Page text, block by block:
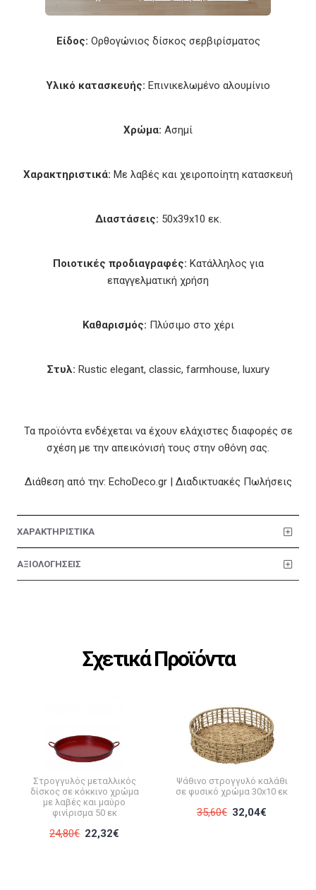
Είδος: Ορθογώνιος δίσκος σερβιρίσματος
Υλικό κατασκευής: Επινικελωμένο αλουμίνιο
Χρώμα: Ασημί
Χαρακτηριστικά: Με λαβές και χειροποίητη κατασκευή
Διαστάσεις: 50x39x10 εκ.
Ποιοτικές προδιαγραφές: Κατάλληλος για
επαγγελματική χρήση
Καθαρισμός: Πλύσιμο στο χέρι
Στυλ: Rustic elegant, classic, farmhouse, luxury
Τα προϊόντα ενδέχεται να έχουν ελάχιστες διαφορές σε
σχέση με την απεικόνισή τους στην οθόνη σας.
Διάθεση από την: EchoDeco.gr | Διαδικτυακές Πωλήσεις
ΧΑΡΑΚΤΗΡΙΣΤΙΚΑ
ΑΞΙΟΛΟΓΗΣΕΙΣ
Σχετικά Προϊόντα
Στρογγυλός μεταλλικός
δίσκος σε κόκκινο χρώμα
με λαβές και μαύρο
φινίρισμα 50 εκ
24,80€ 22,32€
Ψάθινο στρογγυλό καλάθι
σε φυσικό χρώμα 30x10 εκ
35,60€ 32,04€